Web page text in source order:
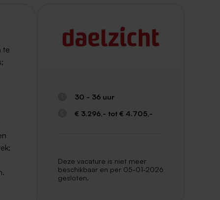
te
30 - 36 uur
€ 3.296,- tot € 4.705,-
Deze vacature is niet meer
beschikbaar en per 05-01-2026
gesloten.